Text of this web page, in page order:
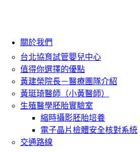
關於我們
台北協育試管嬰兒中心
值得你選擇的優點
黃建榮院長－醫療團隊介紹
黃珽琦醫師（小黃醫師）
生殖醫學胚胎實驗室
縮時攝影胚胎培養
電子晶片檢體安全核對系統
交通路線